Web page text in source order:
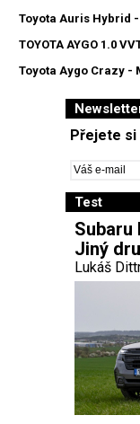
Toyota Auris Hybrid
TOYOTA AYGO 1.0
Toyota Aygo Crazy -
Přejete
Test
Subaru
Jiný
Lukáš